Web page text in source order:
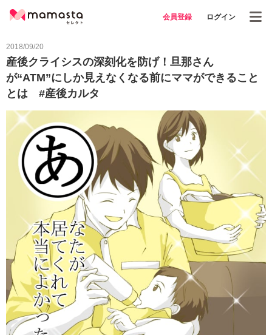
会員登録 ログイン
2018/09/20
産後クライシスの深刻化を防げ！旦那さん
が“ATM”にしか見えなくなる前にママができること
とは #産後カルタ